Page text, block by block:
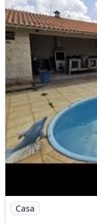
Imagem: Alugo
Casa